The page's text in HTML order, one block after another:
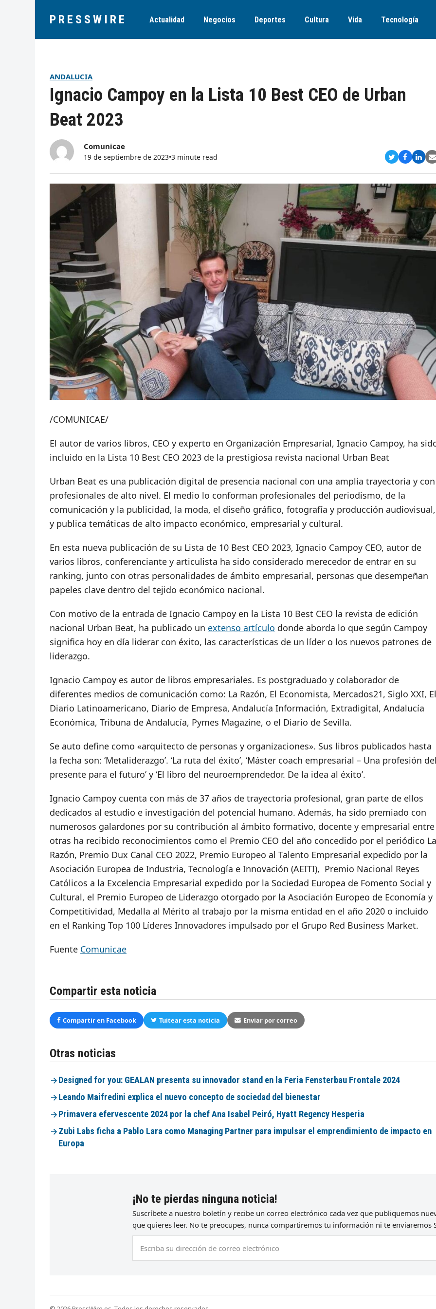
PRESSWIRE Actualidad Negocios Deportes Cultura Vida Tecnología
ANDALUCIA
Ignacio Campoy en la Lista 10 Best CEO de Urban
Beat 2023
Comunicae
19 de septiembre de 2023•3 minute read Compartir
Twitter
/COMUNICAE/
El autor de varios libros, CEO y experto en Organización Empresarial, Ignacio Campoy, ha
incluido en la Lista 10 Best CEO 2023 de la prestigiosa revista nacional Urban Beat
Urban Beat es una publicación digital de presencia nacional con una amplia trayectoria y con
profesionales de alto nivel. El medio lo conforman profesionales del periodismo, de la
comunicación y la publicidad, la moda, el diseño gráfico, fotografía y producción audiovisual,
y publica temáticas de alto impacto económico, empresarial y cultural.
En esta nueva publicación de su Lista de 10 Best CEO 2023, Ignacio Campoy CEO, autor de
varios libros, conferenciante y articulista ha sido considerado merecedor de entrar en su
ranking, junto con otras personalidades de ámbito empresarial, personas que desempeñan
papeles clave dentro del tejido económico nacional.
Con motivo de la entrada de Ignacio Campoy en la Lista 10 Best CEO la revista de edición
nacional Urban Beat, ha publicado un extenso artículo donde aborda lo que según Campoy
significa hoy en día liderar con éxito, las características de un líder o los nuevos patrones de
liderazgo.
Ignacio Campoy es autor de libros empresariales. Es postgraduado y colaborador de
diferentes medios de comunicación como: La Razón, El Economista, Mercados21, Siglo XXI, El
Diario Latinoamericano, Diario de Empresa, Andalucía Información, Extradigital, Andalucía
Económica, Tribuna de Andalucía, Pymes Magazine, o el Diario de Sevilla.
Se auto define como «arquitecto de personas y organizaciones». Sus libros publicados hasta
la fecha son: ‘Metaliderazgo’. ‘La ruta del éxito’, ‘Máster coach empresarial – Una profesión
presente para el futuro’ y ‘El libro del neuroemprendedor. De la idea al éxito’.
Ignacio Campoy cuenta con más de 37 años de trayectoria profesional, gran parte de ellos
dedicados al estudio e investigación del potencial humano. Además, ha sido premiado con
numerosos galardones por su contribución al ámbito formativo, docente y empresarial entre
otras ha recibido reconocimientos como el Premio CEO del año concedido por el periódico La
Razón, Premio Dux Canal CEO 2022, Premio Europeo al Talento Empresarial expedido por la
Asociación Europea de Industria, Tecnología e Innovación (AEITI), Premio Nacional Reyes
Católicos a la Excelencia Empresarial expedido por la Sociedad Europea de Fomento Social y
Cultural, el Premio Europeo de Liderazgo otorgado por la Asociación Europeo de Economía y
Competitividad, Medalla al Mérito al trabajo por la misma entidad en el año 2020 o incluido
en el Ranking Top 100 Líderes Innovadores impulsado por el Grupo Red Business Market.
Fuente Comunicae
Compartir esta noticia
Compartir en Facebook Tuitear esta noticia Enviar por correo
Otras noticias
Designed for you: GEALAN presenta su innovador stand en la Feria Fensterbau Frontale 2024
Leando Maifredini explica el nuevo concepto de sociedad del bienestar
Primavera efervescente 2024 por la chef Ana Isabel Peiró, Hyatt Regency Hesperia
Zubi Labs ficha a Pablo Lara como Managing Partner para impulsar el emprendimiento de impacto en
Europa
¡No te pierdas ninguna noticia!
Suscríbete a nuestro boletín y recibe un correo electrónico cada vez que publiquemos
que quieres leer. No te preocupes, nunca compartiremos tu información ni te enviaremos